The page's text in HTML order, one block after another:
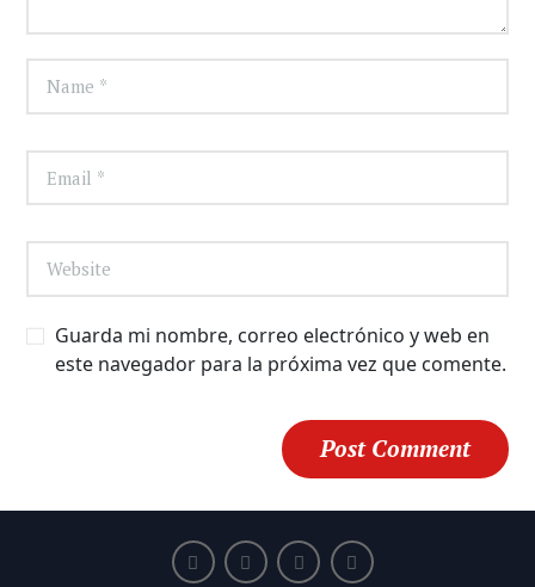
Guarda mi nombre, correo electrónico y web en
este navegador para la próxima vez que comente.